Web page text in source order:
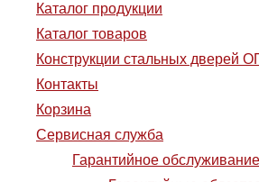
Каталог продукции
Каталог товаров
Конструкции стальных дверей
Контакты
Корзина
Сервисная служба
Гарантийное обслуживание